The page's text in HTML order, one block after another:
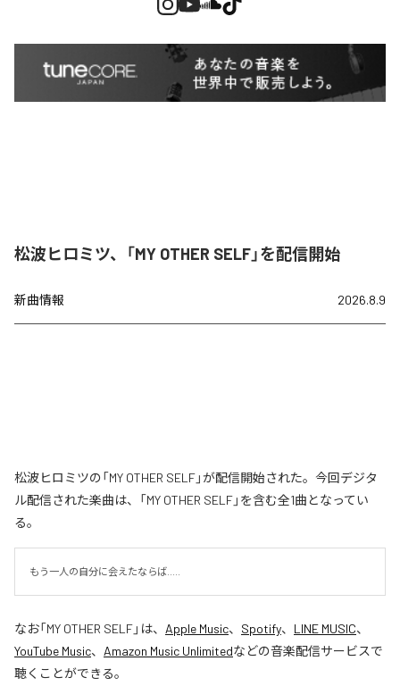
松波ヒロミツ、「MY OTHER SELF」を配信開始
新曲情報 2026.8.9
松波ヒロミツの「MY OTHER SELF」が配信開始された。今回デジタ
ル配信された楽曲は、「MY OTHER SELF」を含む全1曲となってい
る。
もう一人の自分に会えたならば.....
なお「MY OTHER SELF」は、 Apple Music、 Spotify、 LINE MUSIC、
YouTube Music、 Amazon Music Unlimitedなどの音楽配信サービスで
聴くことができる。